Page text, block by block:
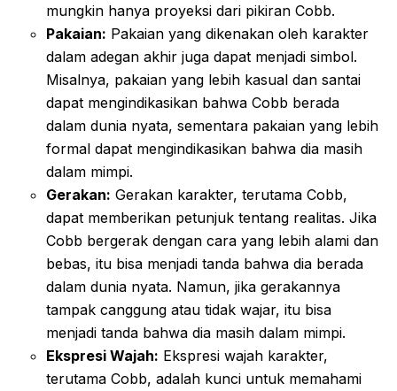
mungkin hanya proyeksi dari pikiran Cobb.
Pakaian: Pakaian yang dikenakan oleh karakter
dalam adegan akhir juga dapat menjadi simbol.
Misalnya, pakaian yang lebih kasual dan santai
dapat mengindikasikan bahwa Cobb berada
dalam dunia nyata, sementara pakaian yang lebih
formal dapat mengindikasikan bahwa dia masih
dalam mimpi.
Gerakan: Gerakan karakter, terutama Cobb,
dapat memberikan petunjuk tentang realitas. Jika
Cobb bergerak dengan cara yang lebih alami dan
bebas, itu bisa menjadi tanda bahwa dia berada
dalam dunia nyata. Namun, jika gerakannya
tampak canggung atau tidak wajar, itu bisa
menjadi tanda bahwa dia masih dalam mimpi.
Ekspresi Wajah: Ekspresi wajah karakter,
terutama Cobb, adalah kunci untuk memahami